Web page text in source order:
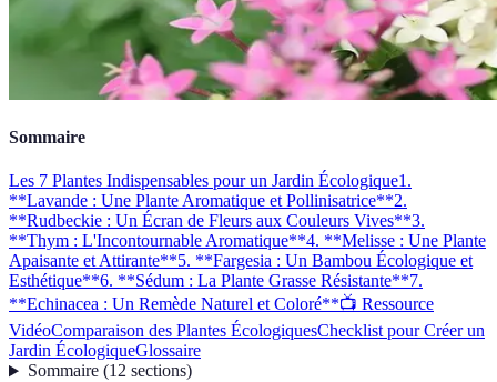
Sommaire
Les 7 Plantes Indispensables pour un Jardin Écologique1.
**Lavande : Une Plante Aromatique et Pollinisatrice**2.
**Rudbeckie : Un Écran de Fleurs aux Couleurs Vives**3.
**Thym : L'Incontournable Aromatique**4. **Melisse : Une Plante
Apaisante et Attirante**5. **Fargesia : Un Bambou Écologique et
Esthétique**6. **Sédum : La Plante Grasse Résistante**7.
**Echinacea : Un Remède Naturel et Coloré**📺 Ressource
VidéoComparaison des Plantes ÉcologiquesChecklist pour Créer un
Jardin ÉcologiqueGlossaire
Sommaire(12 sections)